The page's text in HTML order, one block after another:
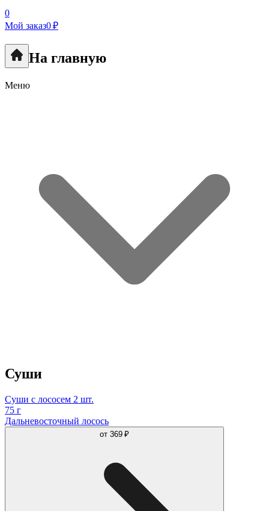
0
Мой заказ0 ₽
На главную
Меню
Суши
Суши с лососем 2 шт.
75 г
Дальневосточный лосось
от 369 ₽